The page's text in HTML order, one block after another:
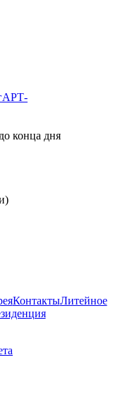
АРТ-
конца дня
КонтактыЛитейное